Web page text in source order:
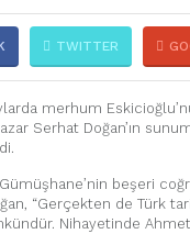
TWITTER
merhum
Serhat Doğan’ın
beşeri
“Gerçekten de Türk
Nihayetinde